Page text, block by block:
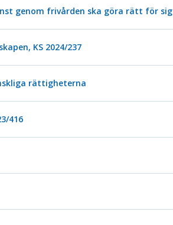
genom frivården ska göra rätt för sig
KS 2024/237
rättigheterna
416